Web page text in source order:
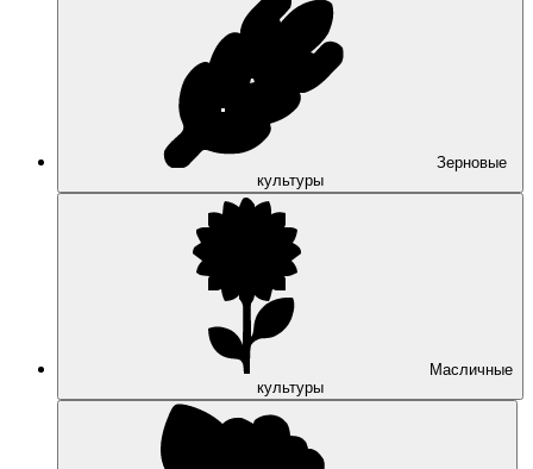
Зерновые
культуры
Масличные
культуры